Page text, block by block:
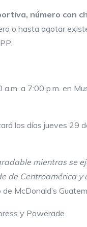
número con
o hasta agotar
a 7:00 p.m. en
los días jueves 29
mientras se
de Centroamérica y
McDonald’s
y Powerade.